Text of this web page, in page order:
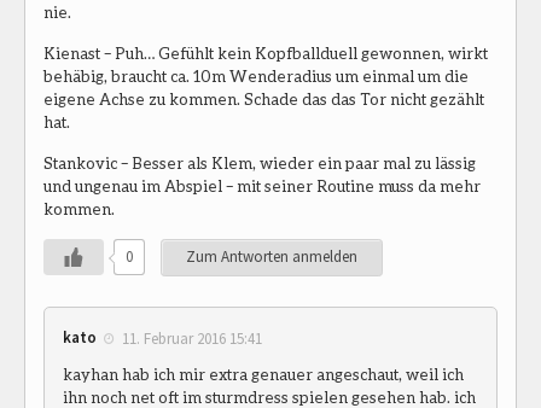
nie.
Kienast – Puh… Gefühlt kein Kopfballduell gewonnen, wirkt
behäbig, braucht ca. 10m Wenderadius um einmal um die
eigene Achse zu kommen. Schade das das Tor nicht gezählt
hat.
Stankovic – Besser als Klem, wieder ein paar mal zu lässig
und ungenau im Abspiel – mit seiner Routine muss da mehr
kommen.
0 Zum Antworten anmelden
kato 11. Februar 2016 15:41
kayhan hab ich mir extra genauer angeschaut, weil ich
ihn noch net oft im sturmdress spielen gesehen hab. ich